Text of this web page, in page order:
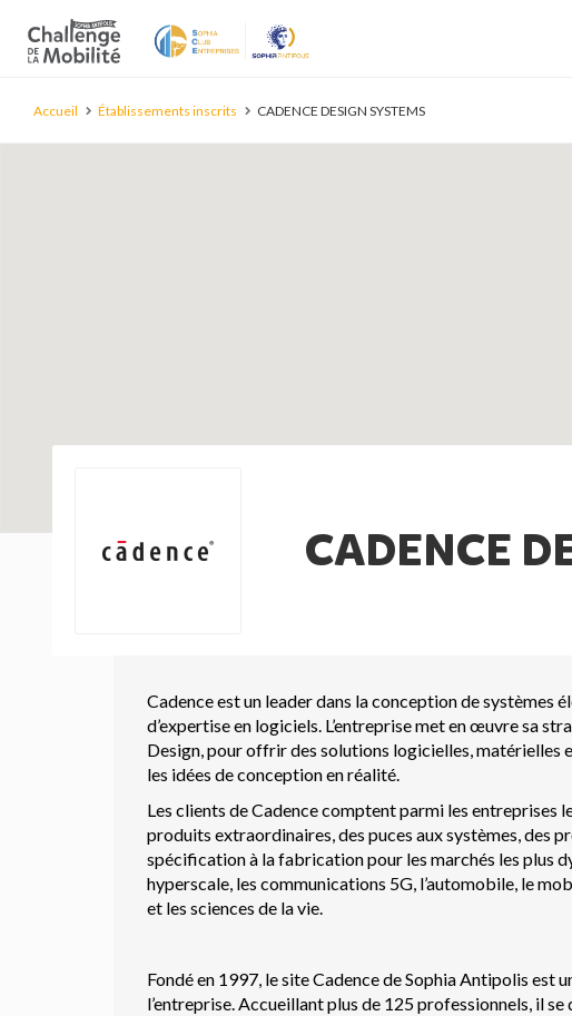
Accueil Établissements inscrits CADENCE DESIGN SYSTEMS
CADENCE
Cadence est un leader dans la conception de systèmes
d’expertise en logiciels. L’entreprise met en œuvre sa
Design, pour offrir des solutions logicielles,
les idées de conception en réalité.
Les clients de Cadence comptent parmi les entreprises
produits extraordinaires, des puces aux systèmes, des
spécification à la fabrication pour les marchés les plus
hyperscale, les communications 5G, l’automobile, le
et les sciences de la vie.
Fondé en 1997, le site Cadence de Sophia Antipolis est
l’entreprise. Accueillant plus de 125 professionnels, il